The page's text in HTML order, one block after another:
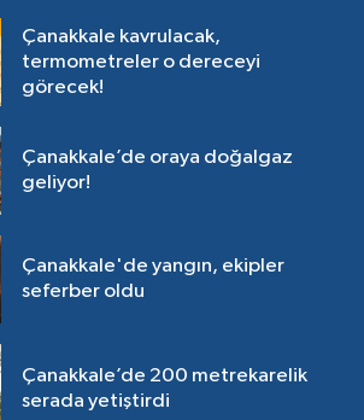
Çanakkale kavrulacak,
termometreler o dereceyi
görecek!
Çanakkale’de oraya doğalgaz
geliyor!
Çanakkale'de yangın, ekipler
seferber oldu
Çanakkale’de 200 metrekarelik
serada yetiştirdi